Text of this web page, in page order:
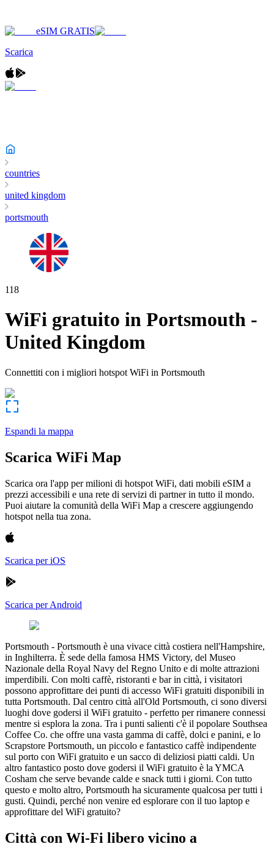
eSIM GRATIS
Scarica
countries
united kingdom
portsmouth
118
WiFi gratuito in Portsmouth -
United Kingdom
Connettiti con i migliori hotspot WiFi in Portsmouth
Espandi la mappa
Scarica WiFi Map
Scarica ora l'app per milioni di hotspot WiFi, dati mobili eSIM a
prezzi accessibili e una rete di servizi di partner in tutto il mondo.
Puoi aiutare la comunità della WiFi Map a crescere aggiungendo
hotspot nella tua zona.
Scarica per iOS
Scarica per Android
Portsmouth - Portsmouth è una vivace città costiera nell'Hampshire,
in Inghilterra. È sede della famosa HMS Victory, del Museo
Nazionale della Royal Navy del Regno Unito e di molte attrazioni
imperdibili. Con molti caffè, ristoranti e bar in città, i visitatori
possono approfittare dei punti di accesso WiFi gratuiti disponibili in
tutta Portsmouth. Dal centro città all'Old Portsmouth, ci sono diversi
luoghi dove godersi il WiFi gratuito - perfetto per rimanere connessi
mentre si esplora la zona. Tra i punti salienti c'è il popolare Southsea
Coffee Co. che offre una vasta gamma di caffè, dolci e panini, e lo
Scrapstore Portsmouth, un piccolo e fantastico caffè indipendente
sul porto con WiFi gratuito e un sacco di deliziosi piatti caldi. Un
altro fantastico posto dove godersi il WiFi gratuito è la YMCA
Cosham che serve bevande calde e snack tutti i giorni. Con tutto
questo e molto altro, Portsmouth ha sicuramente qualcosa per tutti i
gusti. Quindi, perché non venire ed esplorare con il tuo laptop e
approfittare del WiFi gratuito?
Città con Wi-Fi libero vicino a